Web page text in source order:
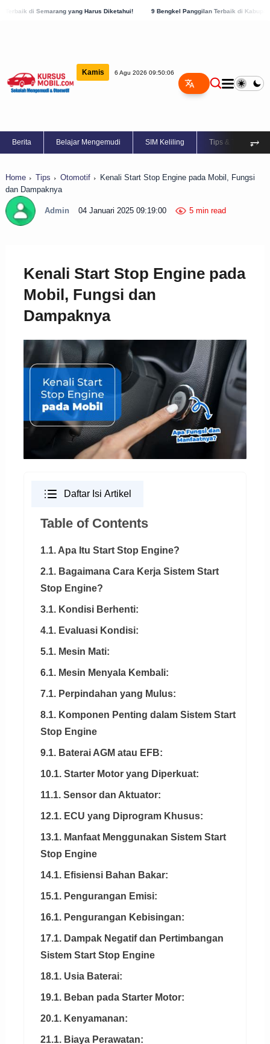
yang Harus Diketahui! 9 Bengkel Panggilan Terbaik di Kabupaten Semarang, Cek
Kamis 6 Agu 2026 09:50:07
Berita Belajar Mengemudi SIM Keliling Tips & Trik ⥅
Home Tips Otomotif
Kenali Start Stop Engine pada Mobil, Fungsi
dan Dampaknya
Admin 04 Januari 2025 09:19:00 5 min read
Kenali Start Stop Engine pada
Mobil, Fungsi dan
Dampaknya
Daftar Isi Artikel
Table of Contents
1.1. Apa Itu Start Stop Engine?
2.1. Bagaimana Cara Kerja Sistem Start
Stop Engine?
3.1. Kondisi Berhenti:
4.1. Evaluasi Kondisi:
5.1. Mesin Mati:
6.1. Mesin Menyala Kembali:
7.1. Perpindahan yang Mulus:
8.1. Komponen Penting dalam Sistem Start
Stop Engine
9.1. Baterai AGM atau EFB:
10.1. Starter Motor yang Diperkuat:
11.1. Sensor dan Aktuator:
12.1. ECU yang Diprogram Khusus:
13.1. Manfaat Menggunakan Sistem Start
Stop Engine
14.1. Efisiensi Bahan Bakar:
15.1. Pengurangan Emisi:
16.1. Pengurangan Kebisingan:
17.1. Dampak Negatif dan Pertimbangan
Sistem Start Stop Engine
18.1. Usia Baterai:
19.1. Beban pada Starter Motor:
20.1. Kenyamanan:
21.1. Biaya Perawatan: